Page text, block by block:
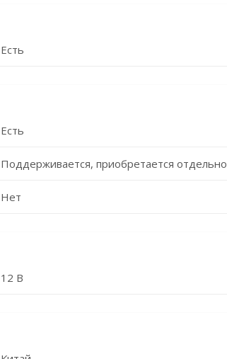
Есть
Есть
Поддерживается, приобретается отдельно
Нет
12 В